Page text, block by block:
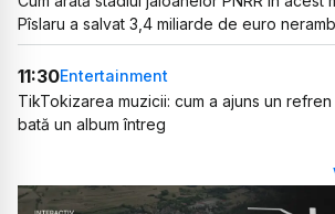
Pîslaru a salvat 3,4 miliarde de euro
11:30Entertainment
TikTokizarea muzicii: cum a ajuns un
bată un album întreg